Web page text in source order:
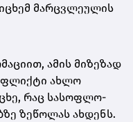
მარცვლეულის
ამის მიზეზად
ახლო
რაც სასოფლო-
ზეწოლას ახდენს.